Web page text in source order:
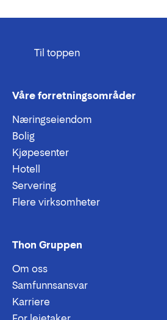
Til toppen
Våre forretningsområder
Næringseiendom
Bolig
Kjøpesenter
Hotell
Servering
Flere virksomheter
Thon Gruppen
Om oss
Samfunnsansvar
Karriere